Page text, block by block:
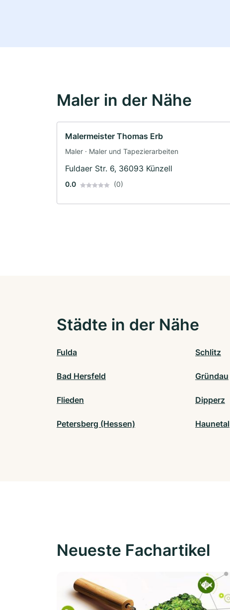
Maler in der Nähe
Malermeister Thomas Erb
Maler · Maler und Tapezierarbeiten
Fuldaer Str. 6, 36093 Künzell
0.0 (0)
Städte in der Nähe
Fulda Schlitz
Bad Hersfeld Gründau
Flieden Dipperz
Petersberg (Hessen) Haunetal
Neueste Fachartikel